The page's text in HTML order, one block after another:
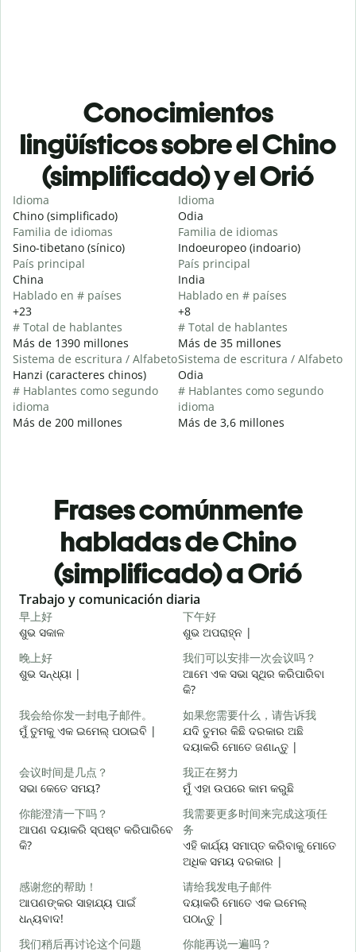
Conocimientos
lingüísticos sobre el Chino
(simplificado) y el Orió
Idioma
Chino (simplificado)
Familia de idiomas
Sino-tibetano (sínico)
País principal
China
Hablado en # países
+23
# Total de hablantes
Más de 1390 millones
Sistema de escritura / Alfabeto
Hanzi (caracteres chinos)
# Hablantes como segundo
idioma
Más de 200 millones
Idioma
Odia
Familia de idiomas
Indoeuropeo (indoario)
País principal
India
Hablado en # países
+8
# Total de hablantes
Más de 35 millones
Sistema de escritura / Alfabeto
Odia
# Hablantes como segundo
idioma
Más de 3,6 millones
Frases comúnmente
habladas de Chino
(simplificado) a Orió
Slide 1 of 6
Trabajo y comunicación diaria
早上好
ଶୁଭ ସକାଳ
下午好
ଶୁଭ ଅପରାହ୍ନ |
晚上好
ଶୁଭ ସନ୍ଧ୍ୟା |
我们可以安排一次会议吗？
ଆମେ ଏକ ସଭା ସ୍ଥିର କରିପାରିବା
କି?
我会给你发一封电子邮件。
ମୁଁ ତୁମକୁ ଏକ ଇମେଲ୍ ପଠାଇବି |
如果您需要什么，请告诉我
ଯଦି ତୁମର କିଛି ଦରକାର ଅଛି
ଦୟାକରି ମୋତେ ଜଣାନ୍ତୁ |
会议时间是几点？
ସଭା କେତେ ସମୟ?
我正在努力
ମୁଁ ଏହା ଉପରେ କାମ କରୁଛି
你能澄清一下吗？
ଆପଣ ଦୟାକରି ସ୍ପଷ୍ଟ କରିପାରିବେ
କି?
我需要更多时间来完成这项任
务
ଏହି କାର୍ଯ୍ୟ ସମାପ୍ତ କରିବାକୁ ମୋତେ
ଅଧିକ ସମୟ ଦରକାର |
感谢您的帮助！
ଆପଣଙ୍କର ସାହାଯ୍ୟ ପାଇଁ
ଧନ୍ୟବାଦ!
请给我发电子邮件
ଦୟାକରି ମୋତେ ଏକ ଇମେଲ୍
ପଠାନ୍ତୁ |
我们稍后再讨论这个问题
你能再说一遍吗？